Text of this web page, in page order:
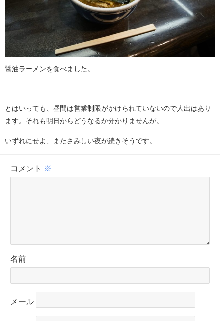
醤油ラーメンを食べました。
とはいっても、昼間は営業制限がかけられていないので人出はあり
ます。それも明日からどうなるか分かりませんが。
いずれにせよ、またさみしい夜が続きそうです。
コメント ※
名前
メール